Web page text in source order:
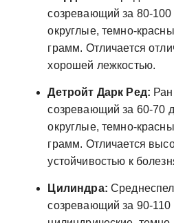
созревающий за 80-
округлые, темно-
грамм. Отличается
хорошей лежкостью.
Детройт Дарк Ред:
созревающий за 60-70
округлые, темно-
грамм. Отличается
устойчивостью к
Цилиндра:
созревающий за 90-